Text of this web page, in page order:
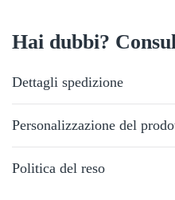
Hai dubbi?
Dettagli spedizione
Personalizzazione del
Politica del reso